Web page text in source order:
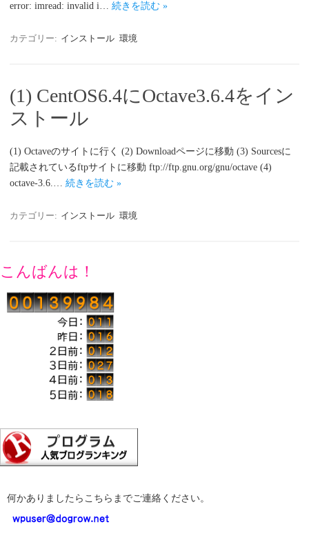
error: imread: invalid i… 続きを読む »
カテゴリー: インストール 環境
(1) CentOS6.4にOctave3.6.4をイン
ストール
(1) Octaveのサイトに行く (2) Downloadページに移動 (3) Sourcesに
記載されているftpサイトに移動 ftp://ftp.gnu.org/gnu/octave (4)
octave-3.6.… 続きを読む »
カテゴリー: インストール 環境
こんばんは！
何かありましたらこちらまでご連絡ください。